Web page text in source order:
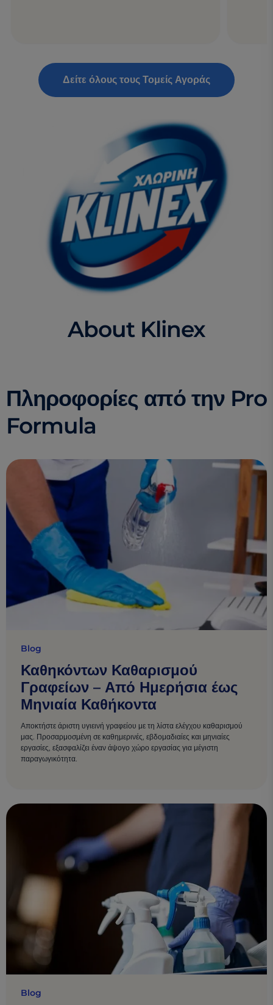
Δείτε όλους τους Τομείς Αγοράς
About Klinex
Πληροφορίες από την Pro
Formula
Blog
Καθηκόντων Καθαρισμού
Γραφείων – Από Ημερήσια έως
Μηνιαία Καθήκοντα
Αποκτήστε άριστη υγιεινή γραφείου με τη λίστα ελέγχου καθαρισμού
μας. Προσαρμοσμένη σε καθημερινές, εβδομαδιαίες και μηνιαίες
εργασίες, εξασφαλίζει έναν άψογο χώρο εργασίας για μέγιστη
παραγωγικότητα.
Blog